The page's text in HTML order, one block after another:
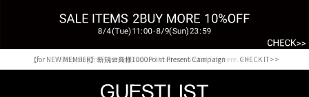
Shopping from outside Japan? Visit our Global Site here. >>
【for NEW MEMBER】新規会員様1000Point Present Campaign CHECK IT>>